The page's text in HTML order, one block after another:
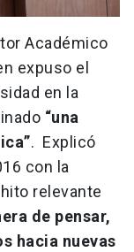
Académico
expuso el
en la
“una
. Explicó
con la
relevante
de pensar,
hacia nuevas